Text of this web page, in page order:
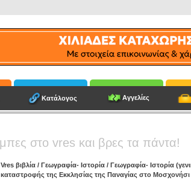
Κατάλογος Αγγελίες
στο vres και βρες τα πάντα!
Vres βιβλία / Γεωγραφία- Ιστορία / Γεωγραφία- Ιστορία
καταστροφής της Εκκλησίας της Παναγίας στο Μοσχονήσι